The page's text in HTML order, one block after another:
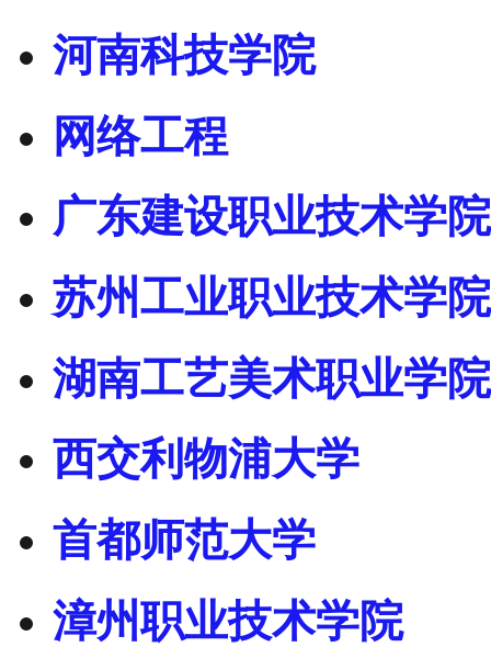
河南科技学院
网络工程
广东建设职业技术学院
苏州工业职业技术学院
湖南工艺美术职业学院
西交利物浦大学
首都师范大学
漳州职业技术学院